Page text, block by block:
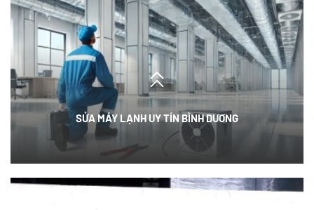
SỬA MÁY LẠNH UY TÍN BÌNH DƯƠNG